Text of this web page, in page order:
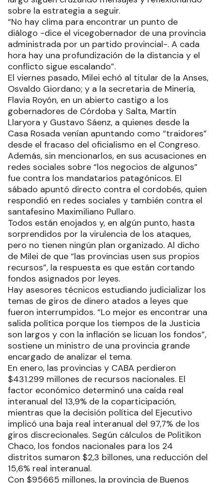
sobre la estrategia a seguir.
“No hay clima para encontrar un punto de
diálogo -dice el vicegobernador de una provincia
administrada por un partido provincial-. A cada
hora hay una profundización de la distancia y el
conflicto sigue escalando”.
El viernes pasado, Milei echó al titular de la Anses,
Osvaldo Giordano; y a la secretaria de Minería,
Flavia Royón, en un abierto castigo a los
gobernadores de Córdoba y Salta, Martín
Llaryora y Gustavo Sáenz, a quienes desde la
Casa Rosada venían apuntando como “traidores”
desde el fracaso del oficialismo en el Congreso.
Además, sin mencionarlos, en sus acusaciones en
redes sociales sobre “los negocios de algunos”
fue contra los mandatarios patagónicos. El
sábado apuntó directo contra el cordobés, quien
respondió en redes sociales y también contra el
santafesino Maximiliano Pullaro.
Todos están enojados y, en algún punto, hasta
sorprendidos por la virulencia de los ataques,
pero no tienen ningún plan organizado. Al dicho
de Milei de que “las provincias usen sus propios
recursos”, la respuesta es que están cortando
fondos asignados por leyes.
Hay asesores técnicos estudiando judicializar los
temas de giros de dinero atados a leyes que
fueron interrumpidos. “Lo mejor es encontrar una
salida política porque los tiempos de la Justicia
son largos y con la inflación se licuan los fondos”,
sostiene un ministro de una provincia grande
encargado de analizar el tema.
En enero, las provincias y CABA perdieron
$431.299 millones de recursos nacionales. El
factor económico determinó una caída real
interanual del 13,9% de la coparticipación,
mientras que la decisión política del Ejecutivo
implicó una baja real interanual del 97,7% de los
giros discrecionales. Según cálculos de Politikon
Chaco, los fondos nacionales para los 24
distritos sumaron $2,3 billones, una reducción del
15,6% real interanual.
Con $95665 millones, la provincia de Buenos